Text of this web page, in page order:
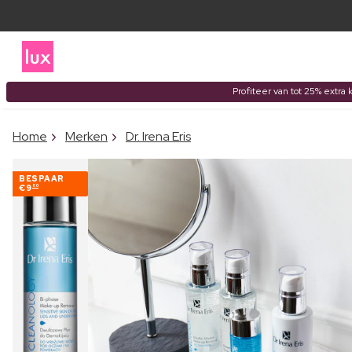
Profiteer van tot 25% extra
Home Merken Dr. Irena Eris
BESPAAR
€9 80